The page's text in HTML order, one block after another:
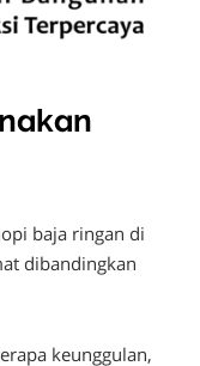
baja ringan di
dibandingkan
keunggulan,